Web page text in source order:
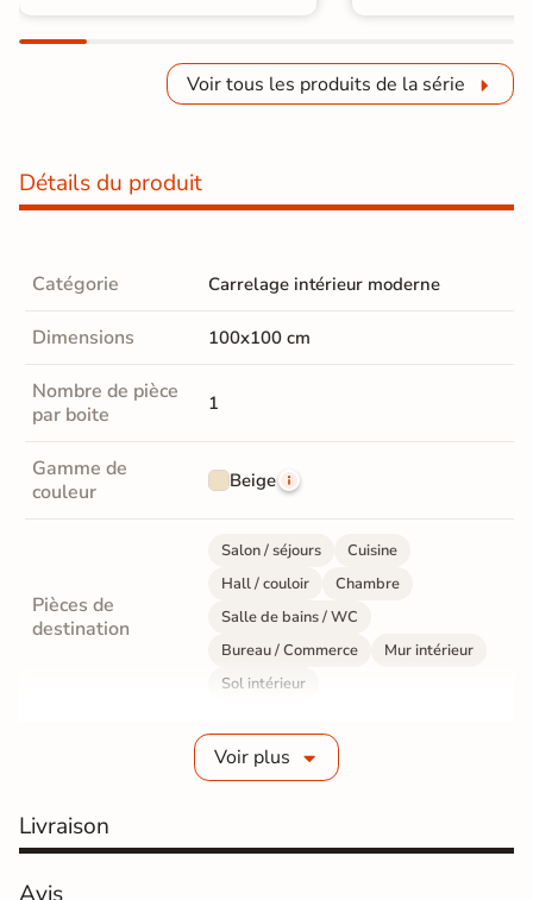
Voir tous les produits de la série
Détails du produit
Catégorie Carrelage intérieur moderne
Dimensions 100x100 cm
Nombre de pièce
par boite
1
Gamme de
couleur
Beige
Pièces de
destination
Salon / séjours
Cuisine
Hall / couloir
Chambre
Salle de bains / WC
Bureau / Commerce
Mur intérieur
Sol intérieur
Grès cérame émaillé
Résistance à
Gr4 - Très résistant
Voir plus
Livraison